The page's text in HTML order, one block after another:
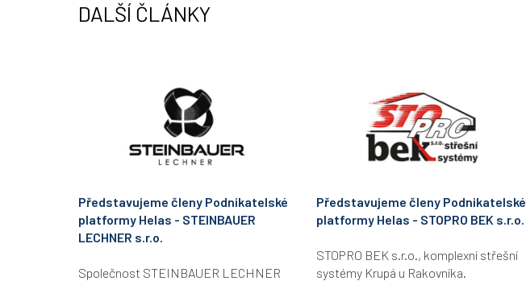
DALŠÍ ČLÁNKY
Představujeme členy Podnikatelské
platformy Helas - STEINBAUER
LECHNER s.r.o.
Společnost STEINBAUER LECHNER
Představujeme členy Podnikatelské
platformy Helas - STOPRO BEK s.r.o.
STOPRO BEK s.r.o., komplexní střešní
systémy Krupá u Rakovníka.